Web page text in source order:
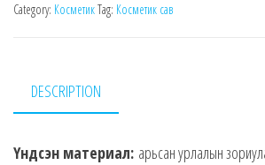
Category: КосметикTag: Косметик сав
DESCRIPTION
Үндсэн материал: арьсан урлалын